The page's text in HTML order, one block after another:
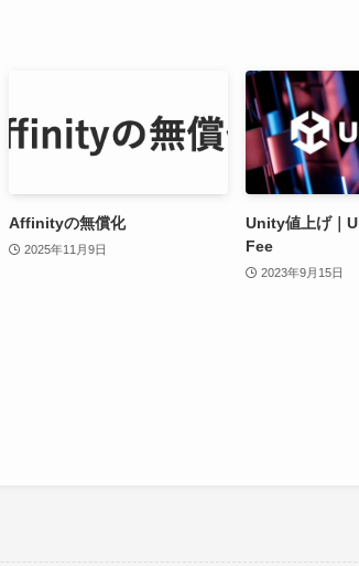
Affinityの無償化
2025年11月9日
Unity値上げ｜
Fee
2023年9月15日